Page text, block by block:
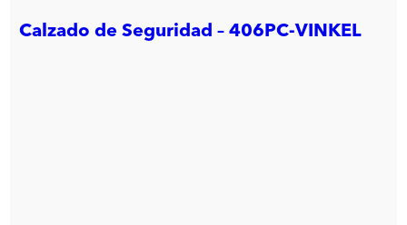
Calzado de Seguridad – 406PC-VINKEL